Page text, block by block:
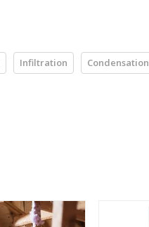
Infiltration Condensation